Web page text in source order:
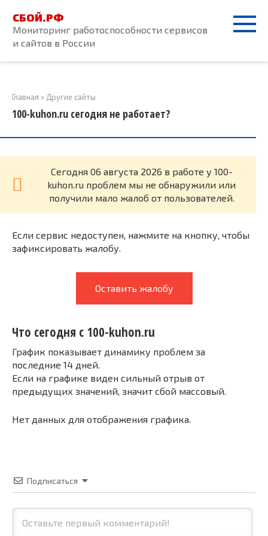
контенту
СБОЙ.РФ
Мониторинг работоспособности сервисов
и сайтов в России
Главная » Другие сайты
100-kuhon.ru сегодня не работает?
Cегодня 06 августа 2026 в работе у 100-
kuhon.ru проблем мы не обнаружили или
получили мало жалоб от пользователей.
Если сервис недоступен, нажмите на кнопку, чтобы
зафиксировать жалобу.
Оставить жалобу
Что сегодня с 100-kuhon.ru
График показывает динамику проблем за
последние 14 дней.
Если на графике виден сильный отрыв от
предыдущих значений, значит сбой массовый.
Нет данных для отображения графика.
Подписаться